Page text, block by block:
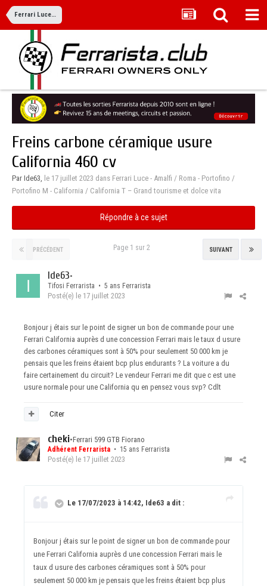
Ferrari Luce - Amalfi / Roma - Portofino / Portofino M - California / California T – Grand tourisme et dolce vita
Freins carbone céramique usure
California 460 cv
Par Ide63, le 17 juillet 2023 dans Ferrari Luce - Amalfi / Roma - Portofino /
Portofino M - California / California T – Grand tourisme et dolce vita
Répondre à ce sujet
PRÉCÉDENT SUIVANT
Page 1 sur 2
Ide63•
Tifosi Ferrarista • 5 ans Ferrarista
Posté(e) le 17 juillet 2023
Bonjour j étais sur le point de signer un bon de commande pour une
Ferrari California auprès d une concession Ferrari mais le taux d usure
des carbones céramiques sont à 50% pour seulement 50 000 km je
pensais que les freins étaient bcp plus endurants ? La voiture a du
faire certainement du circuit? Le vendeur Ferrari me dit que c est une
usure normale pour une California qu en pensez vous svp? Cdlt
Citer
cheki•Ferrari 599 GTB Fiorano
Adhérent Ferrarista • 15 ans Ferrarista
Posté(e) le 17 juillet 2023
Le 17/07/2023 à 14:42, Ide63 a dit :
Bonjour j étais sur le point de signer un bon de commande pour
une Ferrari California auprès d une concession Ferrari mais le
taux d usure des carbones céramiques sont à 50% pour
seulement 50 000 km je pensais que les freins étaient bcp plus